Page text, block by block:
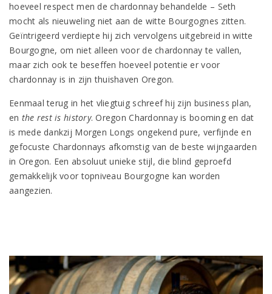
hoeveel respect men de chardonnay behandelde – Seth
mocht als nieuweling niet aan de witte Bourgognes zitten.
Geïntrigeerd verdiepte hij zich vervolgens uitgebreid in witte
Bourgogne, om niet alleen voor de chardonnay te vallen,
maar zich ook te beseffen hoeveel potentie er voor
chardonnay is in zijn thuishaven Oregon.
Eenmaal terug in het vliegtuig schreef hij zijn business plan,
en the rest is history. Oregon Chardonnay is booming en dat
is mede dankzij Morgen Longs ongekend pure, verfijnde en
gefocuste Chardonnays afkomstig van de beste wijngaarden
in Oregon. Een absoluut unieke stijl, die blind geproefd
gemakkelijk voor topniveau Bourgogne kan worden
aangezien.